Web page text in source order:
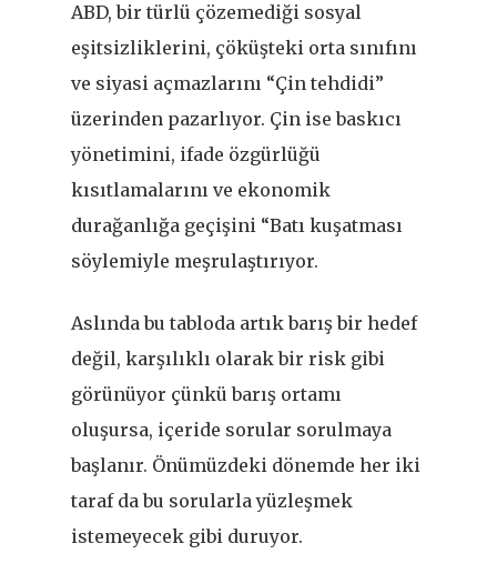
ABD, bir türlü çözemediği sosyal
eşitsizliklerini, çöküşteki orta sınıfını
ve siyasi açmazlarını “Çin tehdidi”
üzerinden pazarlıyor. Çin ise baskıcı
yönetimini, ifade özgürlüğü
kısıtlamalarını ve ekonomik
durağanlığa geçişini “Batı kuşatması
söylemiyle meşrulaştırıyor.
Aslında bu tabloda artık barış bir hedef
değil, karşılıklı olarak bir risk gibi
görünüyor çünkü barış ortamı
oluşursa, içeride sorular sorulmaya
başlanır. Önümüzdeki dönemde her iki
taraf da bu sorularla yüzleşmek
istemeyecek gibi duruyor.